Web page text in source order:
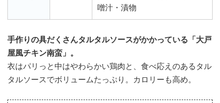
噌汁・漬物
手作りの具だくさんタルタルソースがかかっている「大戸
屋風チキン南蛮」。
衣はパリっと中はやわらかい鶏肉と、食べ応えのあるタル
タルソースでボリュームたっぷり。カロリーも高め。